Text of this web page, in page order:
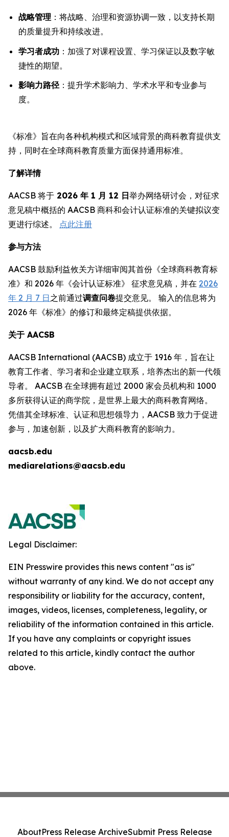
战略管理 ：将战略、治理和资源协调一致，以支持长期
的质量提升和持续改进。
学习者成功 ：加强了对课程设置、学习保证以及数字敏
捷性的期望。
影响力路径：提升学术影响力、学术水平和专业参与
度。
《标准》旨在向各种机构模式和区域背景的商科教育提供支
持，同时在全球商科教育质量方面保持通用标准。
了解详情
AACSB 将于 2026 年 1 月 12 日举办网络研讨会，对征求
意见稿中概括的 AACSB 商科和会计认证标准的关键拟议变
更进行综述。 点此注册
参与方法
AACSB 鼓励利益攸关方详细审阅其首份《全球商科教育标
准》和 2026 年《会计认证标准》 征求意见稿，并在 2026
年 2 月 7 日之前通过调查问卷提交意见。 输入的信息将为
2026 年《标准》的修订和最终定稿提供依据。
关于 AACSB
AACSB International (AACSB) 成立于 1916 年，旨在让
教育工作者、学习者和企业建立联系，培养杰出的新一代领
导者。 AACSB 在全球拥有超过 2000 家会员机构和 1000
多所获得认证的商学院，是世界上最大的商科教育网络。
凭借其全球标准、认证和思想领导力，AACSB 致力于促进
参与，加速创新，以及扩大商科教育的影响力。
aacsb.edu
mediarelations@aacsb.edu
Legal Disclaimer:
EIN Presswire provides this news content "as is"
without warranty of any kind. We do not accept any
responsibility or liability for the accuracy, content,
images, videos, licenses, completeness, legality, or
reliability of the information contained in this article.
If you have any complaints or copyright issues
related to this article, kindly contact the author
above.
AboutPress Release ArchiveSubmit Press Release